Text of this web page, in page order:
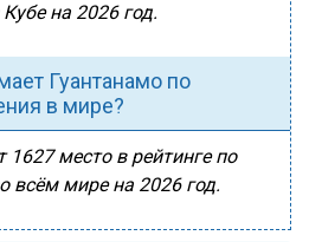
на 2026 год.
Гуантанамо по
в мире?
место в рейтинге по
всём мире на 2026 год.